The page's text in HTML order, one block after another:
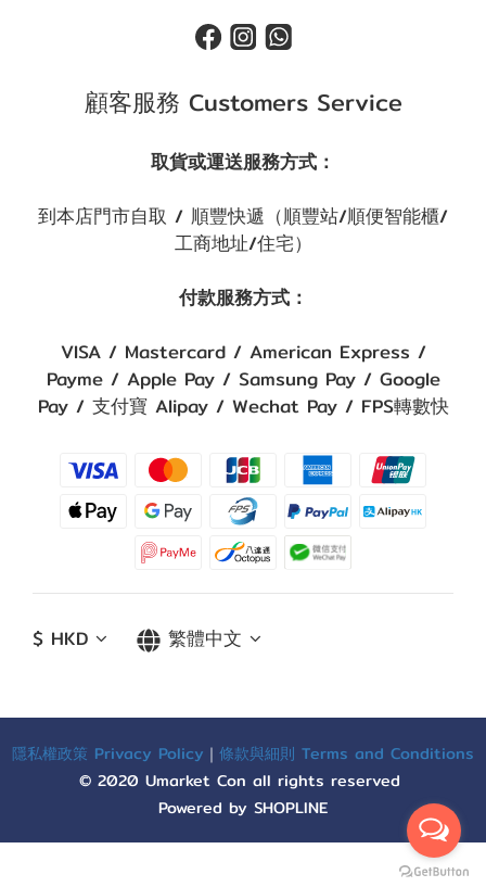
立即購買
顧客服務 Customers Service
取貨或運送服務方式：
到本店門市自取 / 順豐快遞（順豐站/順便智能櫃/
工商地址/住宅）
付款服務方式：
VISA / Mastercard / American Express /
Payme / Apple Pay / Samsung Pay / Google
Pay / 支付寶 Alipay / Wechat Pay / FPS轉數快
$ HKD 繁體中文
隱私權政策 Privacy Policy ｜ 條款與細則 Terms and Conditions
© 2020 Umarket Con all rights reserved
Powered by SHOPLINE